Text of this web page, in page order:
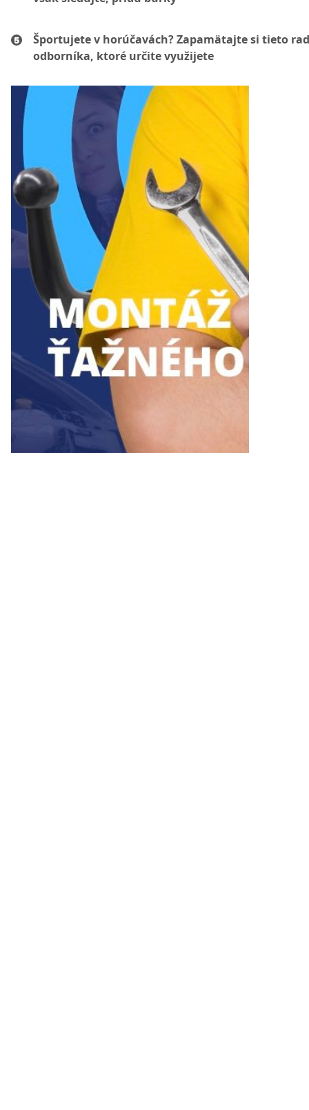
Športujete v horúčavách? Zapamätajte si tieto
odborníka, ktoré určite využijete